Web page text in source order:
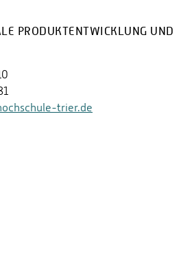
PRODUKTENTWICKLUNG UND
trier.de